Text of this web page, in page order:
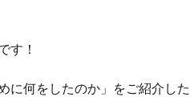
す！
に何をしたのか」をご紹介した